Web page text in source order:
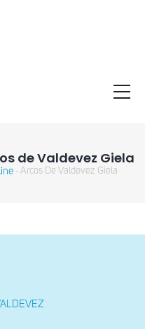
de Valdevez Giela
- Arcos De Valdevez Giela